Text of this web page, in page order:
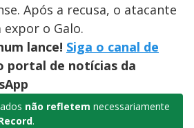
Após a recusa, o atacante
o Galo.
lance! Siga o canal de
portal de notícias da
não refletem necessariamente
.